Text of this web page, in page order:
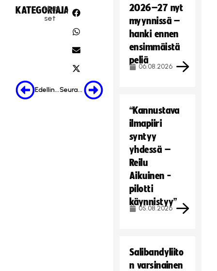
KATEGORIA:
Uuti
set
JAA:
Edellinen Seuraava
2026–27 nyt
myynnissä –
hanki ennen
ensimmäistä
peliä
06.08.2026
“Kannustava
ilmapiiri
syntyy
yhdessä –
Reilu
Aikuinen -
pilotti
käynnistyy”
05.08.2026
Salibandyliito
n varsinainen